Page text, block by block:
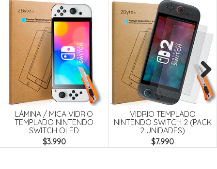
LÁMINA / MICA VIDRIO
TEMPLADO NINTENDO
SWITCH OLED
$3.990
VIDRIO TEMPLADO
NINTENDO SWITCH 2 (PACK
2 UNIDADES)
$7.990
Next